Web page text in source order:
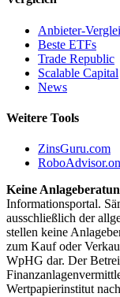
Anbieter-
Beste ETFs
Trade Republic
Scalable Capital
News
Weitere Tools
ZinsGuru.com
Keine
Informationsportal.
ausschließlich der
stellen keine
zum Kauf oder
WpHG dar. Der
Wertpapierinstitut